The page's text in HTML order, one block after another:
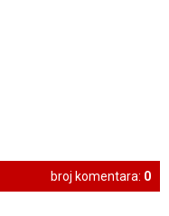
broj komentara: 0